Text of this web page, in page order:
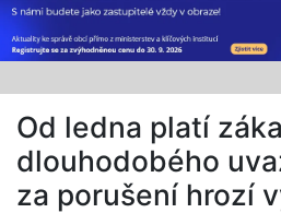
Od ledna platí
dlouhodobého
za porušení hrozí